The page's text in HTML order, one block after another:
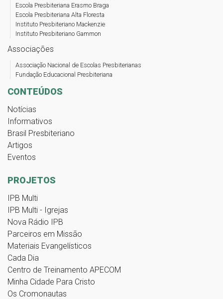
Escola Presbiteriana Erasmo Braga
Escola Presbiteriana Alta Floresta
Instituto Presbiteriano Mackenzie
Instituto Presbiteriano Gammon
Associações
Associação Nacional de Escolas Presbiterianas
Fundação Educacional Presbiteriana
CONTEÚDOS
Notícias
Informativos
Brasil Presbiteriano
Artigos
Eventos
PROJETOS
IPB Multi
IPB Multi - Igrejas
Nova Rádio IPB
Parceiros em Missão
Materiais Evangelísticos
Cada Dia
Centro de Treinamento APECOM
Minha Cidade Para Cristo
Os Cromonautas